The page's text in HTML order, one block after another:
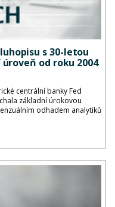
s 30-letou
od roku 2004
centrální banky Fed
základní úrokovou
odhadem analytiků